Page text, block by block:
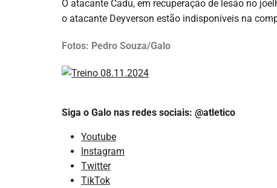
O atacante Cadu, em recuperação de lesão no
o atacante Deyverson estão indisponíveis na
Fotos: Pedro Souza/Galo
Siga o Galo nas redes sociais: @atletico
Youtube
Instagram
Twitter
TikTok